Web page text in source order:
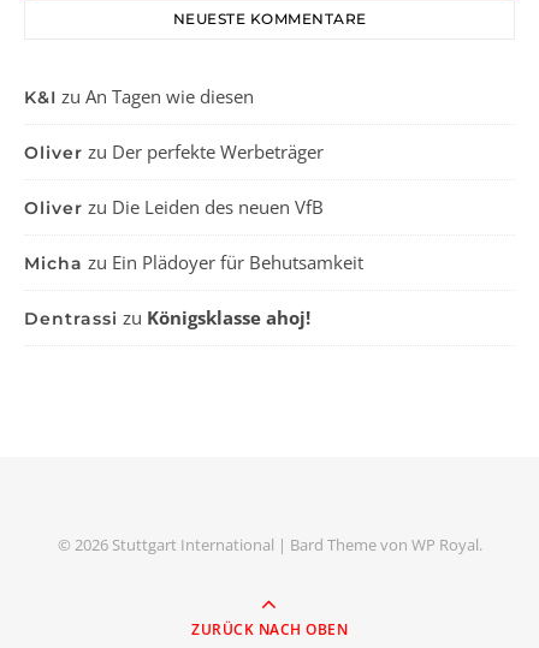
NEUESTE KOMMENTARE
K&I zu An Tagen wie diesen
Oliver zu Der perfekte Werbeträger
Oliver zu Die Leiden des neuen VfB
Micha zu Ein Plädoyer für Behutsamkeit
Dentrassi zu Königsklasse ahoj!
© 2026 Stuttgart International | Bard Theme von WP Royal.
ZURÜCK NACH OBEN